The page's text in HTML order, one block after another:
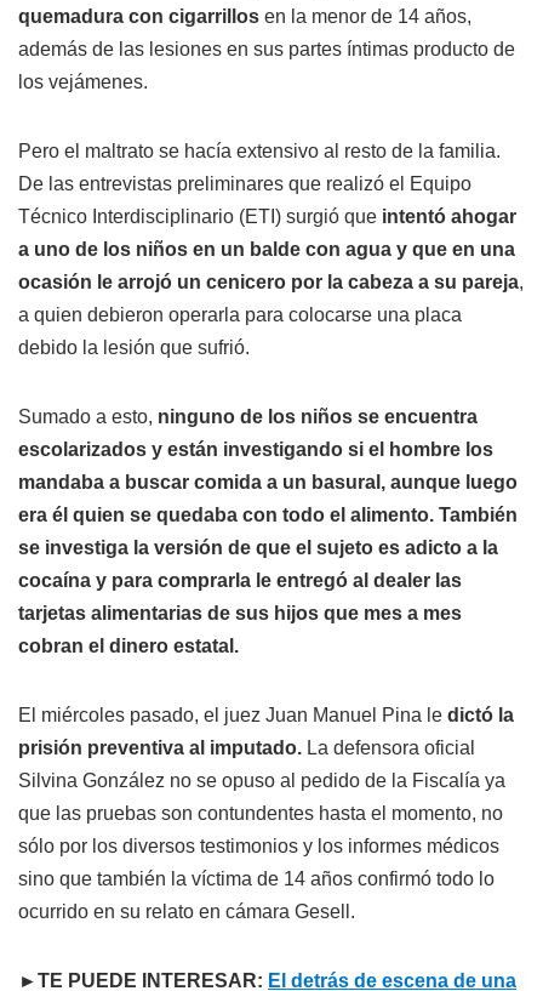
quemadura con cigarrillos en la menor de 14 años,
además de las lesiones en sus partes íntimas producto de
los vejámenes.
Pero el maltrato se hacía extensivo al resto de la familia.
De las entrevistas preliminares que realizó el Equipo
Técnico Interdisciplinario (ETI) surgió que intentó ahogar
a uno de los niños en un balde con agua y que en una
ocasión le arrojó un cenicero por la cabeza a su pareja,
a quien debieron operarla para colocarse una placa
debido la lesión que sufrió.
Sumado a esto, ninguno de los niños se encuentra
escolarizados y están investigando si el hombre los
mandaba a buscar comida a un basural, aunque luego
era él quien se quedaba con todo el alimento. También
se investiga la versión de que el sujeto es adicto a la
cocaína y para comprarla le entregó al dealer las
tarjetas alimentarias de sus hijos que mes a mes
cobran el dinero estatal.
El miércoles pasado, el juez Juan Manuel Pina le dictó la
prisión preventiva al imputado. La defensora oficial
Silvina González no se opuso al pedido de la Fiscalía ya
que las pruebas son contundentes hasta el momento, no
sólo por los diversos testimonios y los informes médicos
sino que también la víctima de 14 años confirmó todo lo
ocurrido en su relato en cámara Gesell.
►TE PUEDE INTERESAR: El detrás de escena de una